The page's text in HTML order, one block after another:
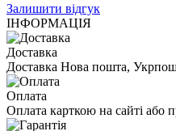
Залишити відгук
ІНФОРМАЦІЯ
Доставка
Доставка Нова пошта,
Оплата
Оплата карткою на сайті або